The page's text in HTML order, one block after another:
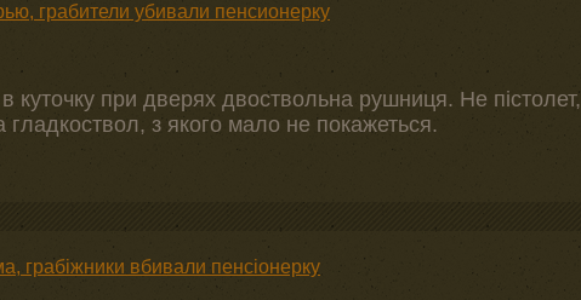
грабители убивали пенсионерку
куточку при дверях двоствольна рушниця. Не пістолет,
з якого мало не покажеться.
грабіжники вбивали пенсіонерку